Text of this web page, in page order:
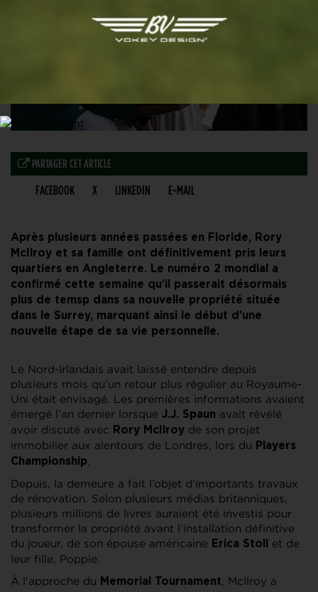
PARTAGER CET ARTICLE
FACEBOOK X LINKEDIN E-MAIL
Après plusieurs années passées en Floride, Rory
McIlroy et sa famille ont définitivement pris leurs
quartiers en Angleterre. Le numéro 2 mondial a
confirmé cette semaine qu’il passerait désormais
plus de temsp dans sa nouvelle propriété située
dans le Surrey, marquant ainsi le début d’une
nouvelle étape de sa vie personnelle.
Le Nord-Irlandais avait laissé entendre depuis
plusieurs mois qu’un retour plus régulier au Royaume-
Uni était envisagé. Les premières informations avaient
émergé l’an dernier lorsque J.J. Spaun avait révélé
avoir discuté avec Rory McIlroy de son projet
immobilier aux alentours de Londres, lors du Players
Championship.
Depuis, la demeure a fait l’objet d’importants travaux
de rénovation. Selon plusieurs médias britanniques,
plusieurs millions de livres auraient été investis pour
transformer la propriété avant l’installation définitive
du joueur, de son épouse américaine Erica Stoll
et de
leur fille, Poppie.
À l’approche du Memorial Tournament, McIlroy a